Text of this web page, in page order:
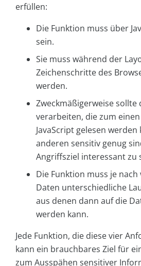
erfüllen:
Die Funktion muss über
sein.
Sie muss während der
Zeichenschritte des
werden.
Zweckmäßigerweise sollte
verarbeiten, die zum
JavaScript gelesen
anderen sensitiv genug
Angriffsziel interessant zu
Die Funktion muss je
Daten unterschiedliche
aus denen dann auf die
werden kann.
Jede Funktion, die diese vier
kann ein brauchbares Ziel für
zum Ausspähen sensitiver